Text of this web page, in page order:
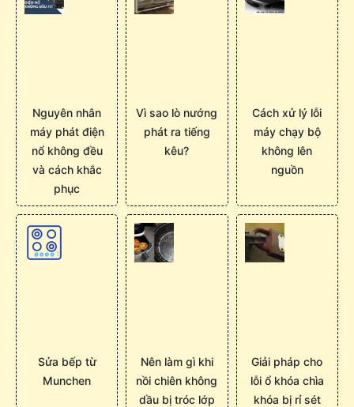
Nguyên nhân
máy phát điện
nổ không đều
và cách khắc
phục
Vì sao lò nướng
phát ra tiếng
kêu?
Cách xử lý lỗi
máy chạy bộ
không lên
nguồn
Sửa bếp từ
Munchen
Nên làm gì khi
nồi chiên không
dầu bị tróc lớp
Giải pháp cho
lỗi ổ khóa chìa
khóa bị rỉ sét